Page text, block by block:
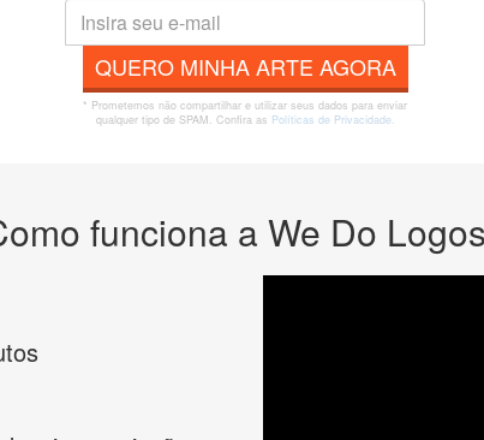
QUERO MINHA ARTE AGORA
* Prometemos não compartilhar e utilizar seus dados para enviar
qualquer tipo de SPAM. Confira as Políticas de Privacidade.
funciona a We Do